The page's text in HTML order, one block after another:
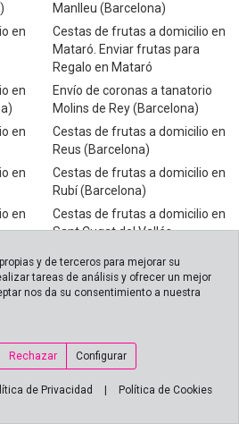
Manlleu (Barcelona)
en
Cestas de frutas a domicilio en
Mataró. Enviar frutas para
Regalo en Mataró
en
Envío de coronas a tanatorio
Molins de Rey (Barcelona)
en
Cestas de frutas a domicilio en
Reus (Barcelona)
en
Cestas de frutas a domicilio en
Rubí (Barcelona)
en
Cestas de frutas a domicilio en
Sant Cugat del Vallés
en
Cestas de frutas a domicilio en
Sant Sadurni dÁnoia
Santa Perpétua de Mogoda
(Barcelona)
en
Cestas de frutas a domicilio en
y de terceros para mejorar su
tareas de análisis y ofrecer un mejor
nos da su consentimiento a nuestra
Rechazar Configurar
de Privacidad Política de Cookies